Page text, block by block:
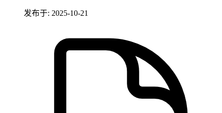
发布于: 2025-10-21